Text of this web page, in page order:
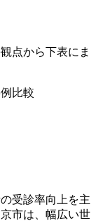
点から下表にま
比較
受診率向上を主
市は、幅広い世